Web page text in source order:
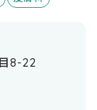
8-22